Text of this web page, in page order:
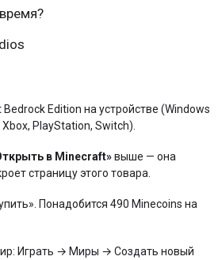
Edition на устройстве (Windows
PlayStation, Switch).
в Minecraft»выше — она
страницу этого товара.
Понадобится 490 Minecoins на
Играть → Миры → Создать новый